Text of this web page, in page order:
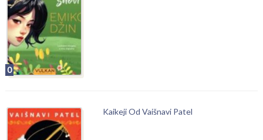
0
Kaikeji Od Vaišnavi Patel